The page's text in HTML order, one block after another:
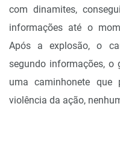
com dinamites,
informações até o
Após a explosão, o
segundo informações, o
uma caminhonete que
violência da ação,